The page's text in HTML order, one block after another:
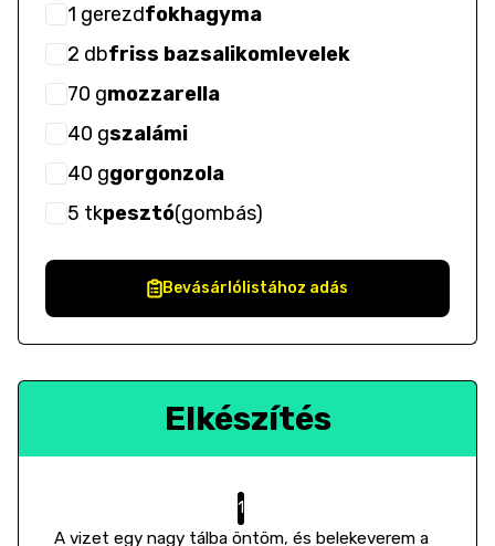
1 gerezdfokhagyma
2 dbfriss bazsalikomlevelek
70 gmozzarella
40 gszalámi
40 ggorgonzola
5 tkpesztó(gombás)
Bevásárlólistához adás
Elkészítés
A vizet egy nagy tálba öntöm, és belekeverem a